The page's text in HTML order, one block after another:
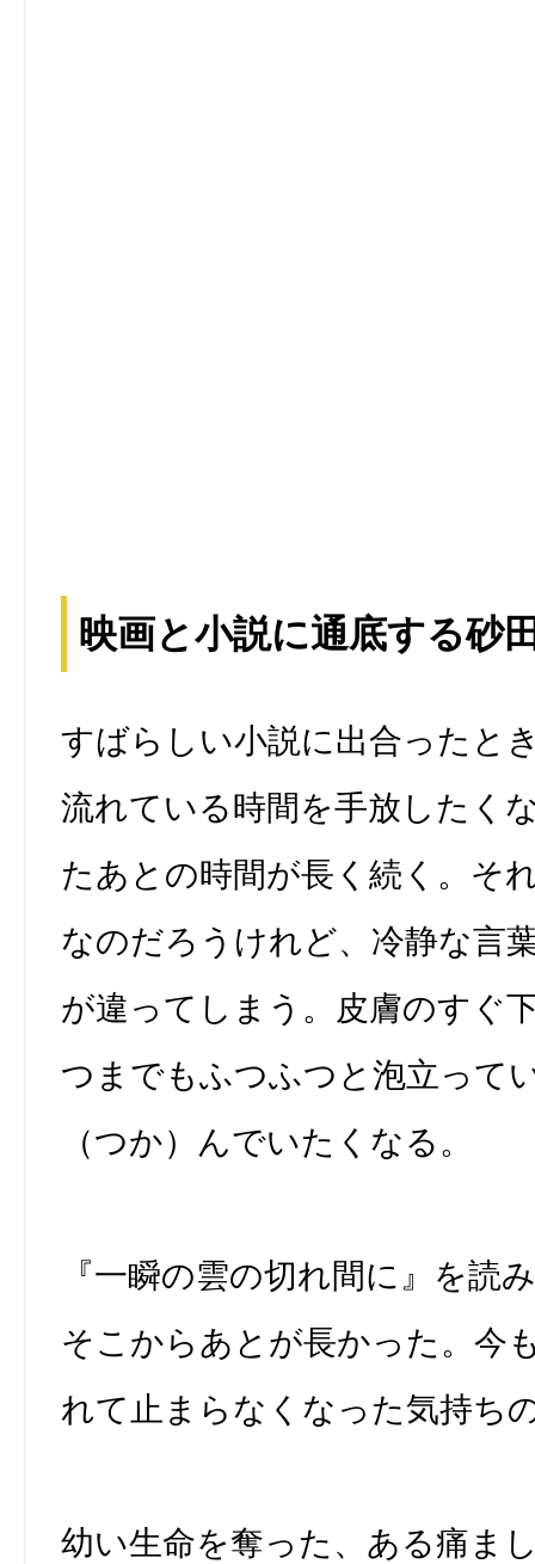
映画と小説に通底する砂
すばらしい小説に出合ったと
流れている時間を手放したく
たあとの時間が長く続く。そ
なのだろうけれど、冷静な言
が違ってしまう。皮膚のすぐ
つまでもふつふつと泡立って
（つか）んでいたくなる。
『一瞬の雲の切れ間に』を読
そこからあとが長かった。今
れて止まらなくなった気持ち
幼い生命を奪った、ある痛ま